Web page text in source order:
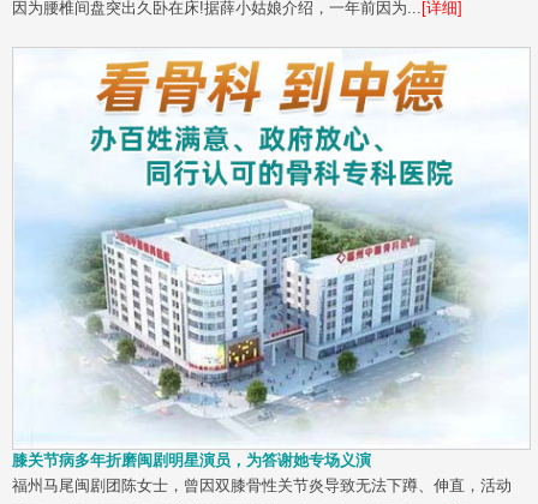
因为腰椎间盘突出久卧在床!据薛小姑娘介绍，一年前因为... [详细]
膝关节病多年折磨闽剧明星演员，为答谢她专场义演
福州马尾闽剧团陈女士，曾因双膝骨性关节炎导致无法下蹲、伸直，活动